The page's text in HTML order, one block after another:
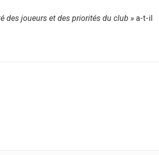
des joueurs et des priorités du club » a-t-il